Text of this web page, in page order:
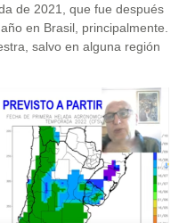
de 2021, que fue después
en Brasil, principalmente.
salvo en alguna región